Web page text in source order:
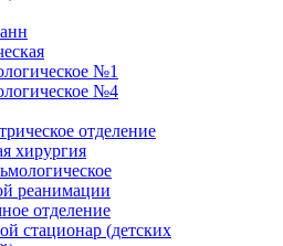
№1
№4
отделение
хирургия
реанимации
отделение
стационар (детских